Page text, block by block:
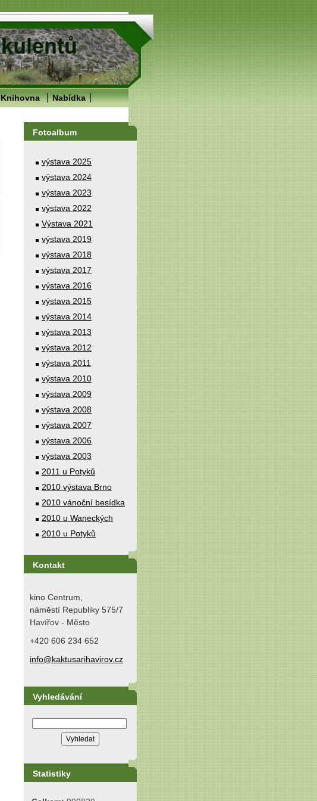
Knihovna Nabídka
Fotoalbum
výstava 2025
výstava 2024
výstava 2023
výstava 2022
Výstava 2021
výstava 2019
výstava 2018
výstava 2017
výstava 2016
výstava 2015
výstava 2014
výstava 2013
výstava 2012
výstava 2011
výstava 2010
výstava 2009
výstava 2008
výstava 2007
výstava 2006
výstava 2003
2011 u Potyků
2010 výstava Brno
2010 vánoční besídka
2010 u Waneckých
2010 u Potyků
Kontakt
kino Centrum,
náměstí Republiky 575/7
Havířov - Město
+420 606 234 652
info@kaktusarihavirov.cz
Vyhledávání
Statistiky